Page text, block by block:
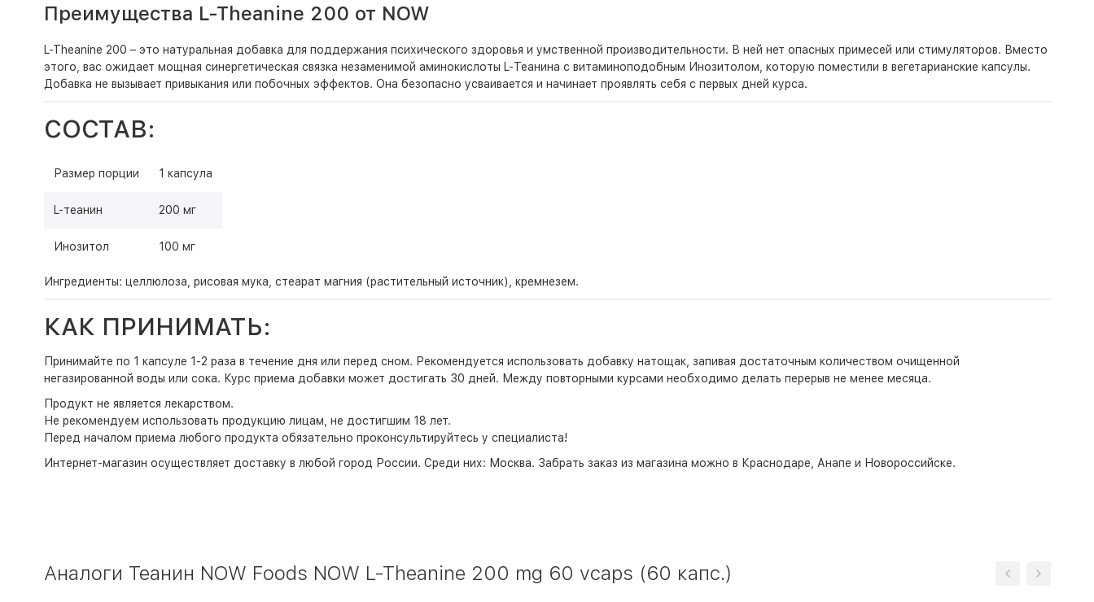
Преимущества L-Theanine 200 от NOW
L-Theanine 200 – это натуральная добавка для поддержания психического здоровья и умственной производительности. В ней нет опасных примесей или стимуляторов. Вместо
этого, вас ожидает мощная синергетическая связка незаменимой аминокислоты L-Теанина с витаминоподобным Инозитолом, которую поместили в вегетарианские капсулы.
Добавка не вызывает привыкания или побочных эффектов. Она безопасно усваивается и начинает проявлять себя с первых дней курса.
СОСТАВ:
Размер порции 1 капсула
L-теанин 200 мг
Инозитол 100 мг
Ингредиенты: целлюлоза, рисовая мука, стеарат магния (растительный источник), кремнезем.
КАК ПРИНИМАТЬ:
Принимайте по 1 капсуле 1-2 раза в течение дня или перед сном. Рекомендуется использовать добавку натощак, запивая достаточным количеством очищенной
негазированной воды или сока. Курс приема добавки может достигать 30 дней. Между повторными курсами необходимо делать перерыв не менее месяца.
Продукт не является лекарством.
Не рекомендуем использовать продукцию лицам, не достигшим 18 лет.
Перед началом приема любого продукта обязательно проконсультируйтесь у специалиста!
Интернет-магазин осуществляет доставку в любой город России. Среди них: Москва. Забрать заказ из магазина можно в Краснодаре, Анапе и Новороссийске.
Аналоги Теанин NOW Foods NOW L-Theanine 200 mg 60 vcaps (60 капс.)